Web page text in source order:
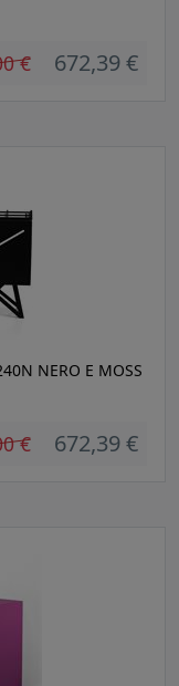
€ 672,39 €
NERO E MOSS
€ 672,39 €